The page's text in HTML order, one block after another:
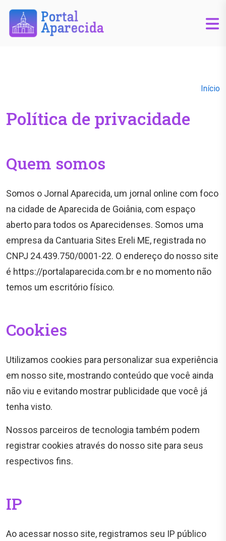
Início
Política de privacidade
Quem somos
Somos o Jornal Aparecida, um jornal online com foco
na cidade de Aparecida de Goiânia, com espaço
aberto para todos os Aparecidenses. Somos uma
empresa da Cantuaria Sites Ereli ME, registrada no
CNPJ 24.439.750/0001-22. O endereço do nosso site
é https://portalaparecida.com.br e no momento não
temos um escritório físico.
Cookies
Utilizamos cookies para personalizar sua experiência
em nosso site, mostrando conteúdo que você ainda
não viu e evitando mostrar publicidade que você já
tenha visto.
Nossos parceiros de tecnologia também podem
registrar cookies através do nosso site para seus
respectivos fins.
IP
Ao acessar nosso site, registramos seu IP público